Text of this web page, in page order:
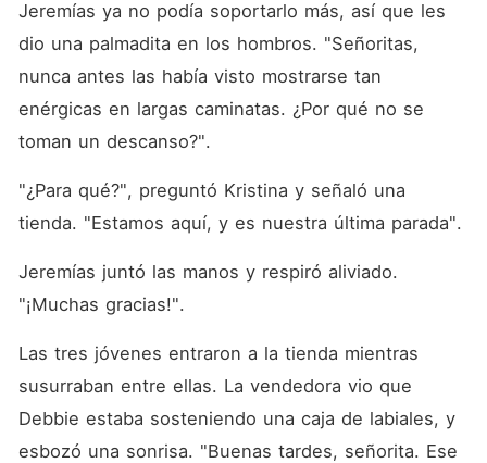
Jeremías ya no podía soportarlo más, así que les
dio una palmadita en los hombros. "Señoritas,
nunca antes las había visto mostrarse tan
enérgicas en largas caminatas. ¿Por qué no se
toman un descanso?".
"¿Para qué?", preguntó Kristina y señaló una
tienda. "Estamos aquí, y es nuestra última parada".
Jeremías juntó las manos y respiró aliviado.
"¡Muchas gracias!".
Las tres jóvenes entraron a la tienda mientras
susurraban entre ellas. La vendedora vio que
Debbie estaba sosteniendo una caja de labiales, y
esbozó una sonrisa. "Buenas tardes, señorita. Ese